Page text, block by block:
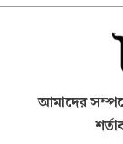
আমাদের